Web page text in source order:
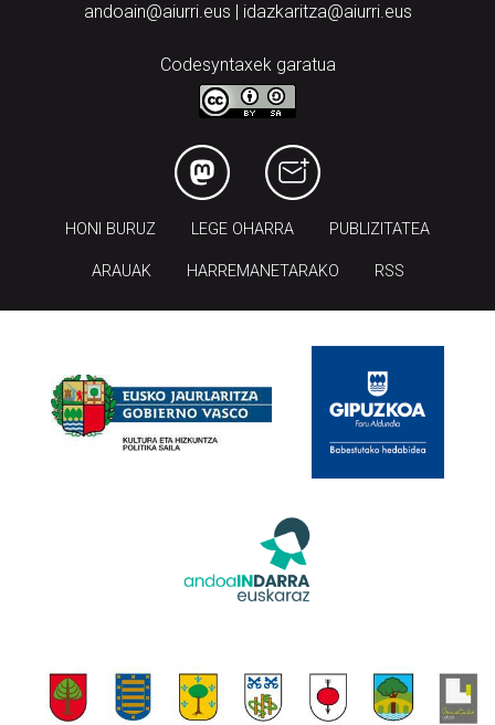
andoain@aiurri.eus | idazkaritza@aiurri.eus
Codesyntaxek garatua
HONI BURUZ LEGE OHARRA PUBLIZITATEA
ARAUAK HARREMANETARAKO RSS